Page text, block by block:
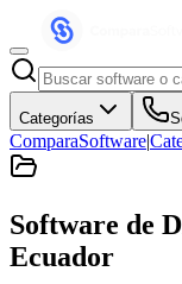
Categorías
ComparaSoftware|
Software de
Ecuador